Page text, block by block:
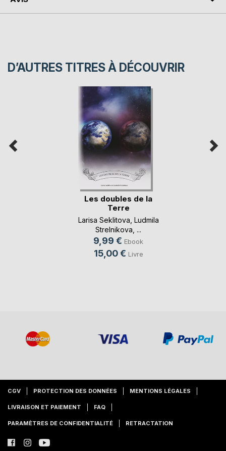
D’AUTRES TITRES À DÉCOUVRIR
Les doubles de la
Terre
Larisa Seklitova, Ludmila
Strelnikova, ...
9,99 € Ebook
15,00 € Livre
CGV PROTECTION DES DONNÉES MENTIONS LÉGALES
LIVRAISON ET PAIEMENT FAQ
PARAMÈTRES DE CONFIDENTIALITÉ RETRACTATION